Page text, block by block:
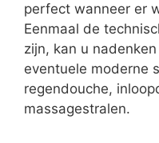
perfect wanneer er
Eenmaal de
zijn, kan u
eventuele moderne
regendouche,
massagestralen.